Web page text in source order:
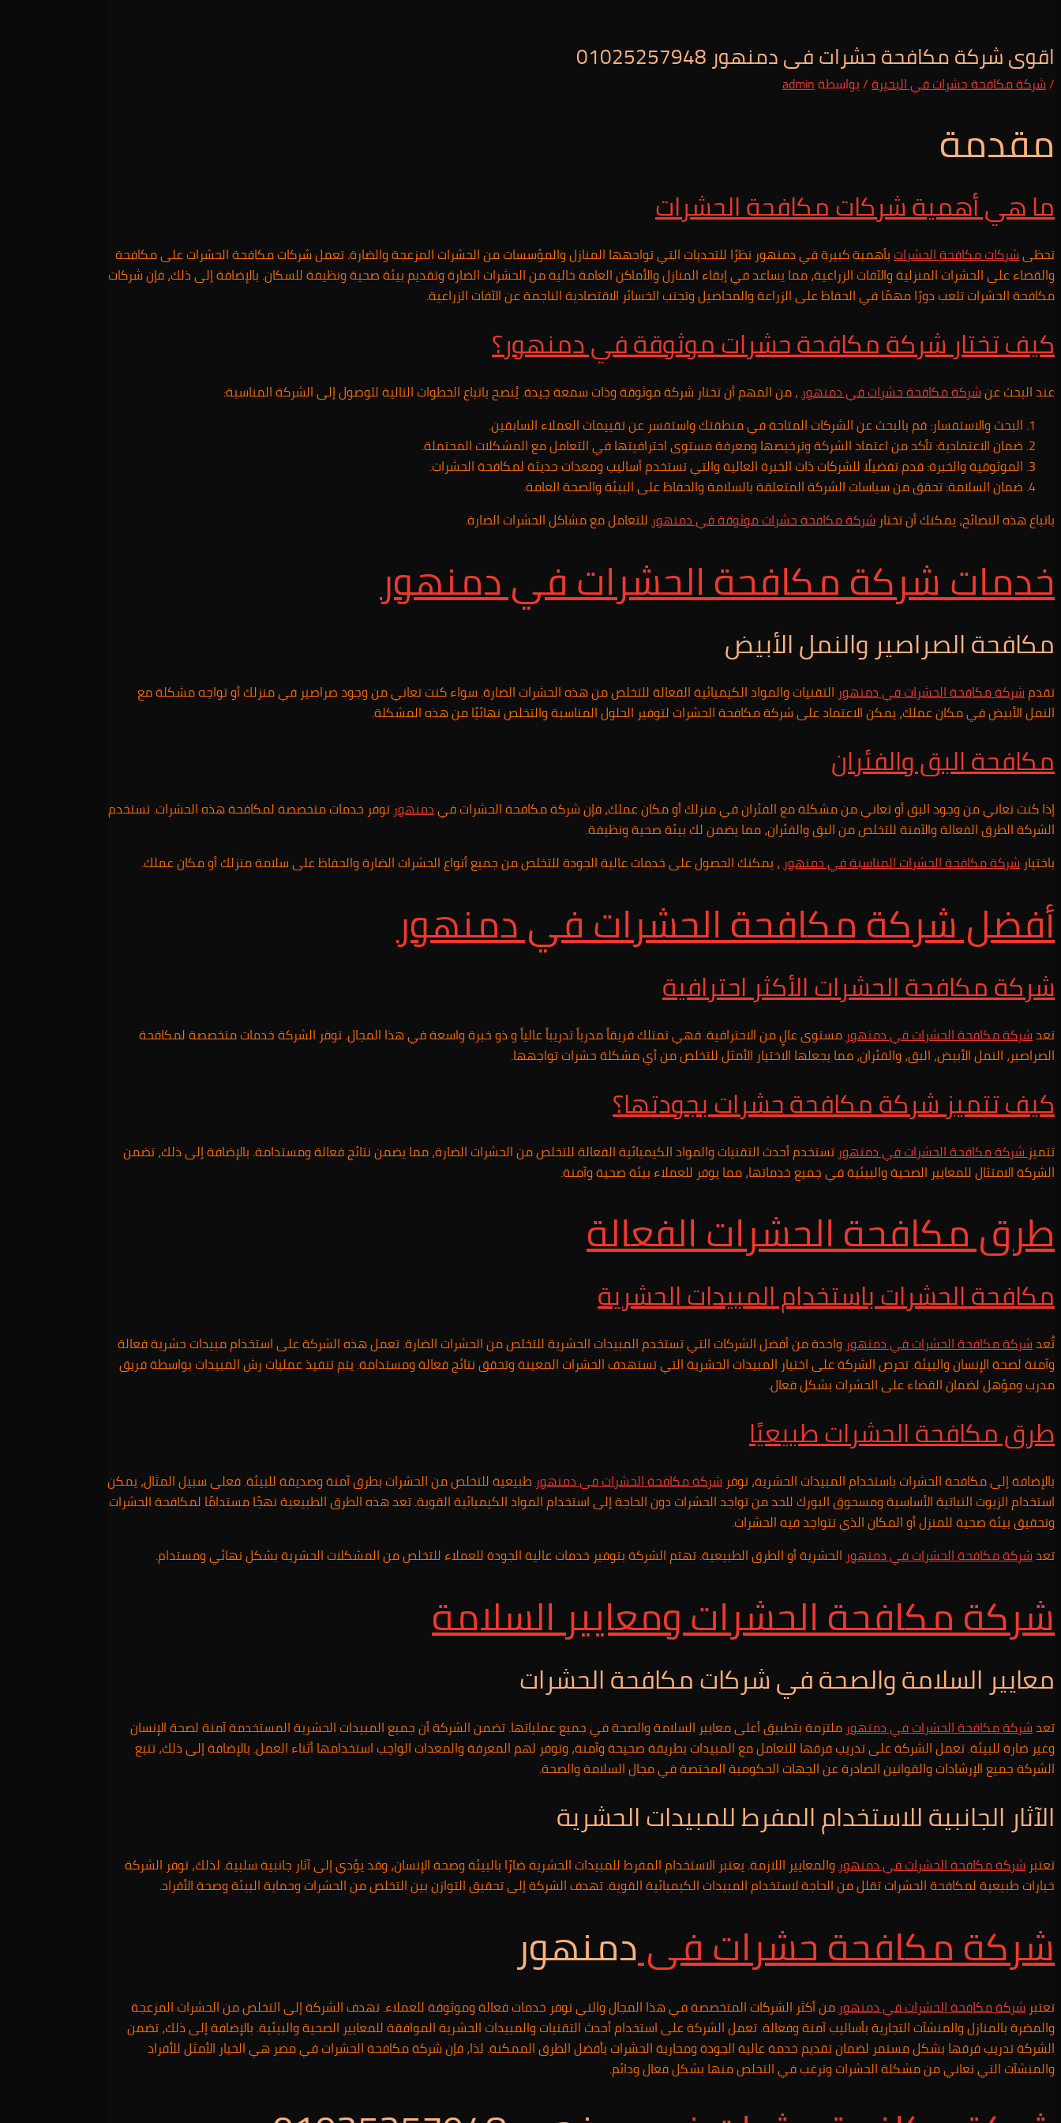
اقوى شركة مكافحة حشرات فى دمنهور 01025257948
/شركة مكافحة حشرات في البحيرة/ بواسطةadmin
مقدمة
ما هي أهمية شركات مكافحة الحشرات
تحظىشركات مكافحة الحشراتبأهمية كبيرة في دمنهور نظرًا للتحديات التي تواجهها المنازل والمؤسسات من الحشرات المزعجة والضارة. تعمل شركات مكافحة الحشرات على مكافحة
والقضاء على الحشرات المنزلية والآفات الزراعية، مما يساعد في إبقاء المنازل والأماكن العامة خالية من الحشرات الضارة وتقديم بيئة صحية ونظيفة للسكان. بالإضافة إلى ذلك، فإن شركات
مكافحة الحشرات تلعب دورًا مهمًا في الحفاظ على الزراعة والمحاصيل وتجنب الخسائر الاقتصادية الناجمة عن الآفات الزراعية.
كيف تختار شركة مكافحة حشرات موثوقة في دمنهور؟
عند البحث عنشركة مكافحة حشرات في دمنهور، من المهم أن تختار شركة موثوقة وذات سمعة جيدة. يُنصح باتباع الخطوات التالية للوصول إلى الشركة المناسبة:
البحث والاستفسار: قم بالبحث عن الشركات المتاحة في منطقتك واستفسر عن تقييمات العملاء السابقين.
ضمان الاعتمادية: تأكد من اعتماد الشركة وترخيصها ومعرفة مستوى احترافيتها في التعامل مع المشكلات المحتملة.
الموثوقية والخبرة: قدم تفضيلًا للشركات ذات الخبرة العالية والتي تستخدم أساليب ومعدات حديثة لمكافحة الحشرات.
ضمان السلامة: تحقق من سياسات الشركة المتعلقة بالسلامة والحفاظ على البيئة والصحة العامة.
باتباع هذه النصائح، يمكنك أن تختار شركة مكافحة حشرات موثوقة فيدمنهورللتعامل مع مشاكل الحشرات الضارة.
خدمات شركة مكافحة الحشرات فيدمنهور
مكافحة الصراصير والنمل الأبيض
تقدمشركة مكافحة الحشرات فيدمنهورالتقنيات والمواد الكيميائية الفعالة للتخلص من هذه الحشرات الضارة. سواء كنت تعاني من وجود صراصير في منزلك أو تواجه مشكلة مع
النمل الأبيض في مكان عملك، يمكن الاعتماد على شركة مكافحة الحشرات لتوفير الحلول المناسبة والتخلص نهائيًا من هذه المشكلة.
مكافحة البق والفئران
إذا كنت تعاني من وجود البق أو تعاني من مشكلة مع الفئران في منزلك أو مكان عملك، فإن شركة مكافحة الحشرات فيدمنهورتوفر خدمات متخصصة لمكافحة هذه الحشرات. تستخدم
الشركة الطرق الفعالة والآمنة للتخلص من البق والفئران، مما يضمن لك بيئة صحية ونظيفة.
باختيار شركة مكافحة الحشرات المناسبة في دمنهور، يمكنك الحصول على خدمات عالية الجودة للتخلص من جميع أنواع الحشرات الضارة والحفاظ على سلامة منزلك أو مكان عملك.
أفضل شركة مكافحة الحشرات فيدمنهور
شركة مكافحة الحشرات الأكثر احترافية
تعدشركة مكافحة الحشرات فيدمنهورمستوى عالٍ من الاحترافية. فهي تمتلك فريقاً مدرباً تدريباً عالياً و ذو خبرة واسعة في هذا المجال. توفر الشركة خدمات متخصصة لمكافحة
الصراصير، النمل الأبيض، البق، والفئران، مما يجعلها الاختيار الأمثل للتخلص من أي مشكلة حشرات تواجهها.
كيف تتميز شركة مكافحة حشرات بجودتها؟
تتميزشركة مكافحة الحشرات فيدمنهورتستخدم أحدث التقنيات والمواد الكيميائية الفعالة للتخلص من الحشرات الضارة، مما يضمن نتائج فعالة ومستدامة. بالإضافة إلى ذلك، تضمن
الشركة الامتثال للمعايير الصحية والبيئية في جميع خدماتها، مما يوفر للعملاء بيئة صحية وآمنة.
طرق مكافحة الحشرات الفعالة
مكافحة الحشرات باستخدام المبيدات الحشرية
تُعدشركة مكافحة الحشرات فيدمنهورواحدة من أفضل الشركات التي تستخدم المبيدات الحشرية للتخلص من الحشرات الضارة. تعمل هذه الشركة على استخدام مبيدات حشرية فعالة
وآمنة لصحة الإنسان والبيئة. تحرص الشركة على اختيار المبيدات الحشرية التي تستهدف الحشرات المعينة وتحقق نتائج فعالة ومستدامة. يتم تنفيذ عمليات رش المبيدات بواسطة فريق
مدرب ومؤهل لضمان القضاء على الحشرات بشكل فعال.
طرق مكافحة الحشرات طبيعيًا
بالإضافة إلى مكافحة الحشرات باستخدام المبيدات الحشرية، توفر شركة مكافحة الحشرات فيدمنهورطبيعية للتخلص من الحشرات بطرق آمنة وصديقة للبيئة. فعلى سبيل المثال، يمكن
استخدام الزيوت النباتية الأساسية ومسحوق البورك للحد من تواجد الحشرات دون الحاجة إلى استخدام المواد الكيميائية القوية. تعد هذه الطرق الطبيعية نهجًا مستدامًا لمكافحة الحشرات
وتحقيق بيئة صحية للمنزل أو المكان الذي تتواجد فيه الحشرات.
تعدشركة مكافحة الحشرات فيدمنهورالحشرية أو الطرق الطبيعية. تهتم الشركة بتوفير خدمات عالية الجودة للعملاء للتخلص من المشكلات الحشرية بشكل نهائي ومستدام.
شركة مكافحة الحشرات ومعايير السلامة
معايير السلامة والصحة في شركات مكافحة الحشرات
تعدشركة مكافحة الحشرات فيدمنهورملتزمة بتطبيق أعلى معايير السلامة والصحة في جميع عملياتها. تضمن الشركة أن جميع المبيدات الحشرية المستخدمة آمنة لصحة الإنسان
وغير ضارة للبيئة. تعمل الشركة على تدريب فرقها للتعامل مع المبيدات بطريقة صحيحة وآمنة، وتوفر لهم المعرفة والمعدات الواجب استخدامها أثناء العمل. بالإضافة إلى ذلك، تتبع
الشركة جميع الإرشادات والقوانين الصادرة عن الجهات الحكومية المختصة في مجال السلامة والصحة.
الآثار الجانبية للاستخدام المفرط للمبيدات الحشرية
تعتبر شركة مكافحة الحشرات فيدمنهوروالمعايير اللازمة. يعتبر الاستخدام المفرط للمبيدات الحشرية ضارًا بالبيئة وصحة الإنسان، وقد يؤدي إلى آثار جانبية سلبية. لذلك، توفر الشركة
خيارات طبيعية لمكافحة الحشرات تقلل من الحاجة لاستخدام المبيدات الكيميائية القوية. تهدف الشركة إلى تحقيق التوازن بين التخلص من الحشرات وحماية البيئة وصحة الأفراد.
شركة مكافحة حشرات فىدمنهور
تعتبر شركة مكافحة الحشرات فيدمنهورمن أكثر الشركات المتخصصة في هذا المجال والتي توفر خدمات فعالة وموثوقة للعملاء. تهدف الشركة إلى التخلص من الحشرات المزعجة
والمضرة بالمنازل والمنشآت التجارية بأساليب آمنة وفعالة. تعمل الشركة على استخدام أحدث التقنيات والمبيدات الحشرية الموافقة للمعايير الصحية والبيئية. بالإضافة إلى ذلك، تضمن
الشركة تدريب فرقها بشكل مستمر لضمان تقديم خدمة عالية الجودة ومحاربة الحشرات بأفضل الطرق الممكنة. لذا، فإن شركة مكافحة الحشرات في مصر هي الخيار الأمثل للأفراد
والمنشآت التي تعاني من مشكلة الحشرات وترغب في التخلص منها بشكل فعال ودائم.